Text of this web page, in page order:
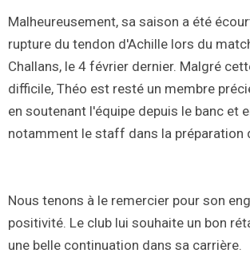
Malheureusement, sa saison a été
rupture du tendon d'Achille lors du
Challans, le 4 février dernier. Malgré
difficile, Théo est resté un membre
en soutenant l'équipe depuis le banc et
notamment le staff dans la préparation
Nous tenons à le remercier pour son
positivité. Le club lui souhaite un bon
une belle continuation dans sa carrière.